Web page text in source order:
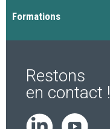
Formations
Restons
en contact !